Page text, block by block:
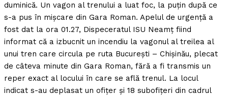
duminică. Un vagon al trenului a luat foc, la puţin după ce
s-a pus în mişcare din Gara Roman. Apelul de urgenţă a
fost dat la ora 01.27, Dispeceratul ISU Neamţ fiind
informat că a izbucnit un incendiu la vagonul al treilea al
unui tren care circula pe ruta Bucureşti – Chişinău, plecat
de câteva minute din Gara Roman, fără a fi transmis un
reper exact al locului în care se află trenul. La locul
indicat s-au deplasat un ofiţer şi 18 subofiţeri din cadrul